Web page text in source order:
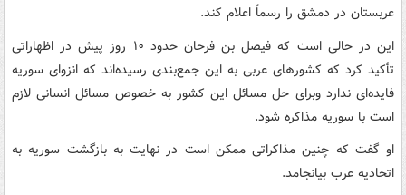
عربستان در دمشق را رسماً اعلام کند.
این در حالی است که فیصل بن فرحان حدود ۱۰ روز پیش در اظهاراتی
تأکید کرد که کشورهای عربی به این جمع‌بندی رسیده‌اند که انزوای سوریه
فایده‌ای ندارد وبرای حل مسائل این کشور به خصوص مسائل انسانی لازم
است با سوریه مذاکره شود.
او گفت که چنین مذاکراتی ممکن است در نهایت به بازگشت سوریه به
اتحادیه عرب بیانجامد.